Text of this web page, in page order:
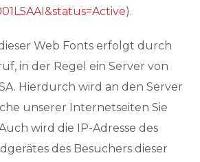
).
Web Fonts erfolgt durch
in der Regel ein Server von
Hierdurch wird an den Server
unserer Internetseiten Sie
wird die IP-Adresse des
des Besuchers dieser